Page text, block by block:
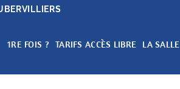
1RE FOIS ? TARIFS ACCÈS LIBRE LA SALLE